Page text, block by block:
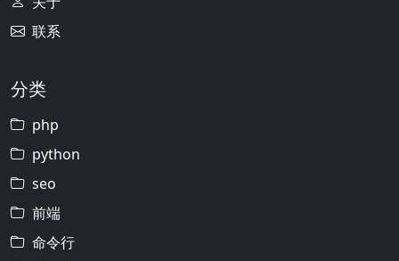
联系
分类
php
python
seo
前端
命令行